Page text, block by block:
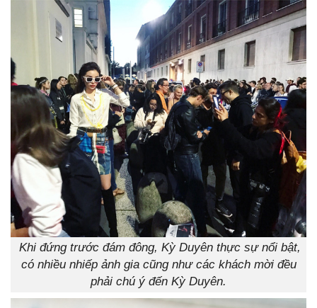
Khi đứng trước đám đông, Kỳ Duyên thực sự nổi bật,
có nhiều nhiếp ảnh gia cũng như các khách mời đều
phải chú ý đến Kỳ Duyên.